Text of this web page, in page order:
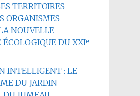
TERRITOIRES
ORGANISMES
NOUVELLE
ÉCOLOGIQUE DU XXIᵉ
INTELLIGENT : LE
DU JARDIN